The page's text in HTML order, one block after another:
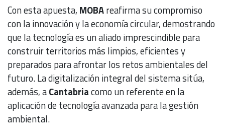
Con esta apuesta, MOBAreafirma su compromiso
con la innovación y la economía circular, demostrando
que la tecnología es un aliado imprescindible para
construir territorios más limpios, eficientes y
preparados para afrontar los retos ambientales del
futuro. La digitalización integral del sistema sitúa,
además, aCantabriacomo un referente en la
aplicación de tecnología avanzada para la gestión
ambiental.